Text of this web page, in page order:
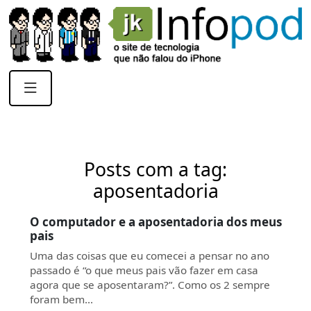
Posts com a tag:
aposentadoria
O computador e a aposentadoria dos meus
pais
Uma das coisas que eu comecei a pensar no ano
passado é “o que meus pais vão fazer em casa
agora que se aposentaram?”. Como os 2 sempre
foram bem…